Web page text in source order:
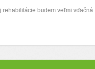
rehabilitácie budem veľmi vďačná.